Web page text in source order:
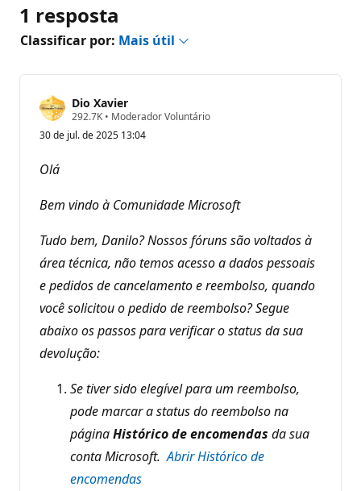
1 resposta
Classificar por: Mais útil
Dio Xavier
292.7K P
n
e
r
p
u
t
a
ç
o
• Moderador Voluntário
30 de jul. de 2025 13:04
Olá
Bem vindo à Comunidade Microsoft
Tudo bem, Danilo? Nossos fóruns são voltados à
área técnica, não temos acesso a dados pessoais
e pedidos de cancelamento e reembolso, quando
você solicitou o pedido de reembolso? Segue
abaixo os passos para verificar o status da sua
devolução:
Se tiver sido elegível para um reembolso,
pode marcar a status do reembolso na
páginaHistórico de encomendas da sua
conta Microsoft.Abrir Histórico de
encomendas